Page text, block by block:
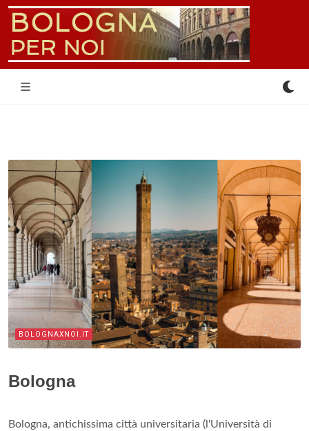
BOLOGNAXNOI.IT
Bologna
Bologna, antichissima città universitaria (l'Università di